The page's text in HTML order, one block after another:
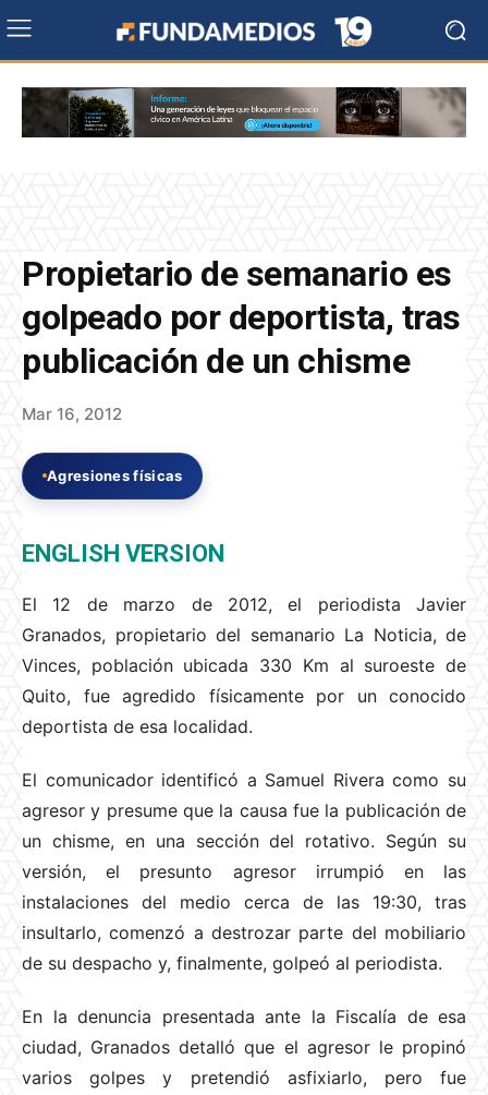
Propietario de semanario es
golpeado por deportista, tras
publicación de un chisme
Mar 16, 2012
Agresiones físicas
ENGLISH VERSION
El 12 de marzo de 2012, el periodista Javier
Granados, propietario del semanario La Noticia, de
Vinces, población ubicada 330 Km al suroeste de
Quito, fue agredido físicamente por un conocido
deportista de esa localidad.
El comunicador identificó a Samuel Rivera como su
agresor y presume que la causa fue la publicación de
un chisme, en una sección del rotativo. Según su
versión, el presunto agresor irrumpió en las
instalaciones del medio cerca de las 19:30, tras
insultarlo, comenzó a destrozar parte del mobiliario
de su despacho y, finalmente, golpeó al periodista.
En la denuncia presentada ante la Fiscalía de esa
ciudad, Granados detalló que el agresor le propinó
varios golpes y pretendió asfixiarlo, pero fue